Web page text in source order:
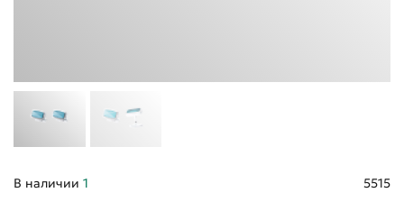
В наличии 1 5515